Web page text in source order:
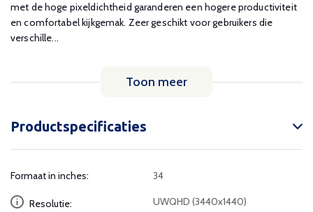
met de hoge pixeldichtheid garanderen een hogere productiviteit
en comfortabel kijkgemak. Zeer geschikt voor gebruikers die
verschille...
Toon meer
Productspecificaties
Formaat in inches: 34
Resolutie: UWQHD (3440x1440)